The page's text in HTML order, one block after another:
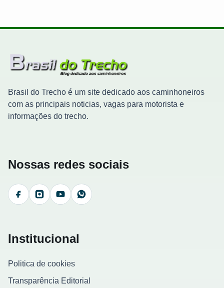
Brasil do Trecho é um site dedicado aos caminhoneiros
com as principais noticias, vagas para motorista e
informações do trecho.
Nossas redes sociais
FacebookInstagramYouTubeWhatsApp
Institucional
Politica de cookies
Transparência Editorial